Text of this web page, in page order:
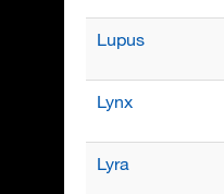
Lupus
Lynx
Lyra